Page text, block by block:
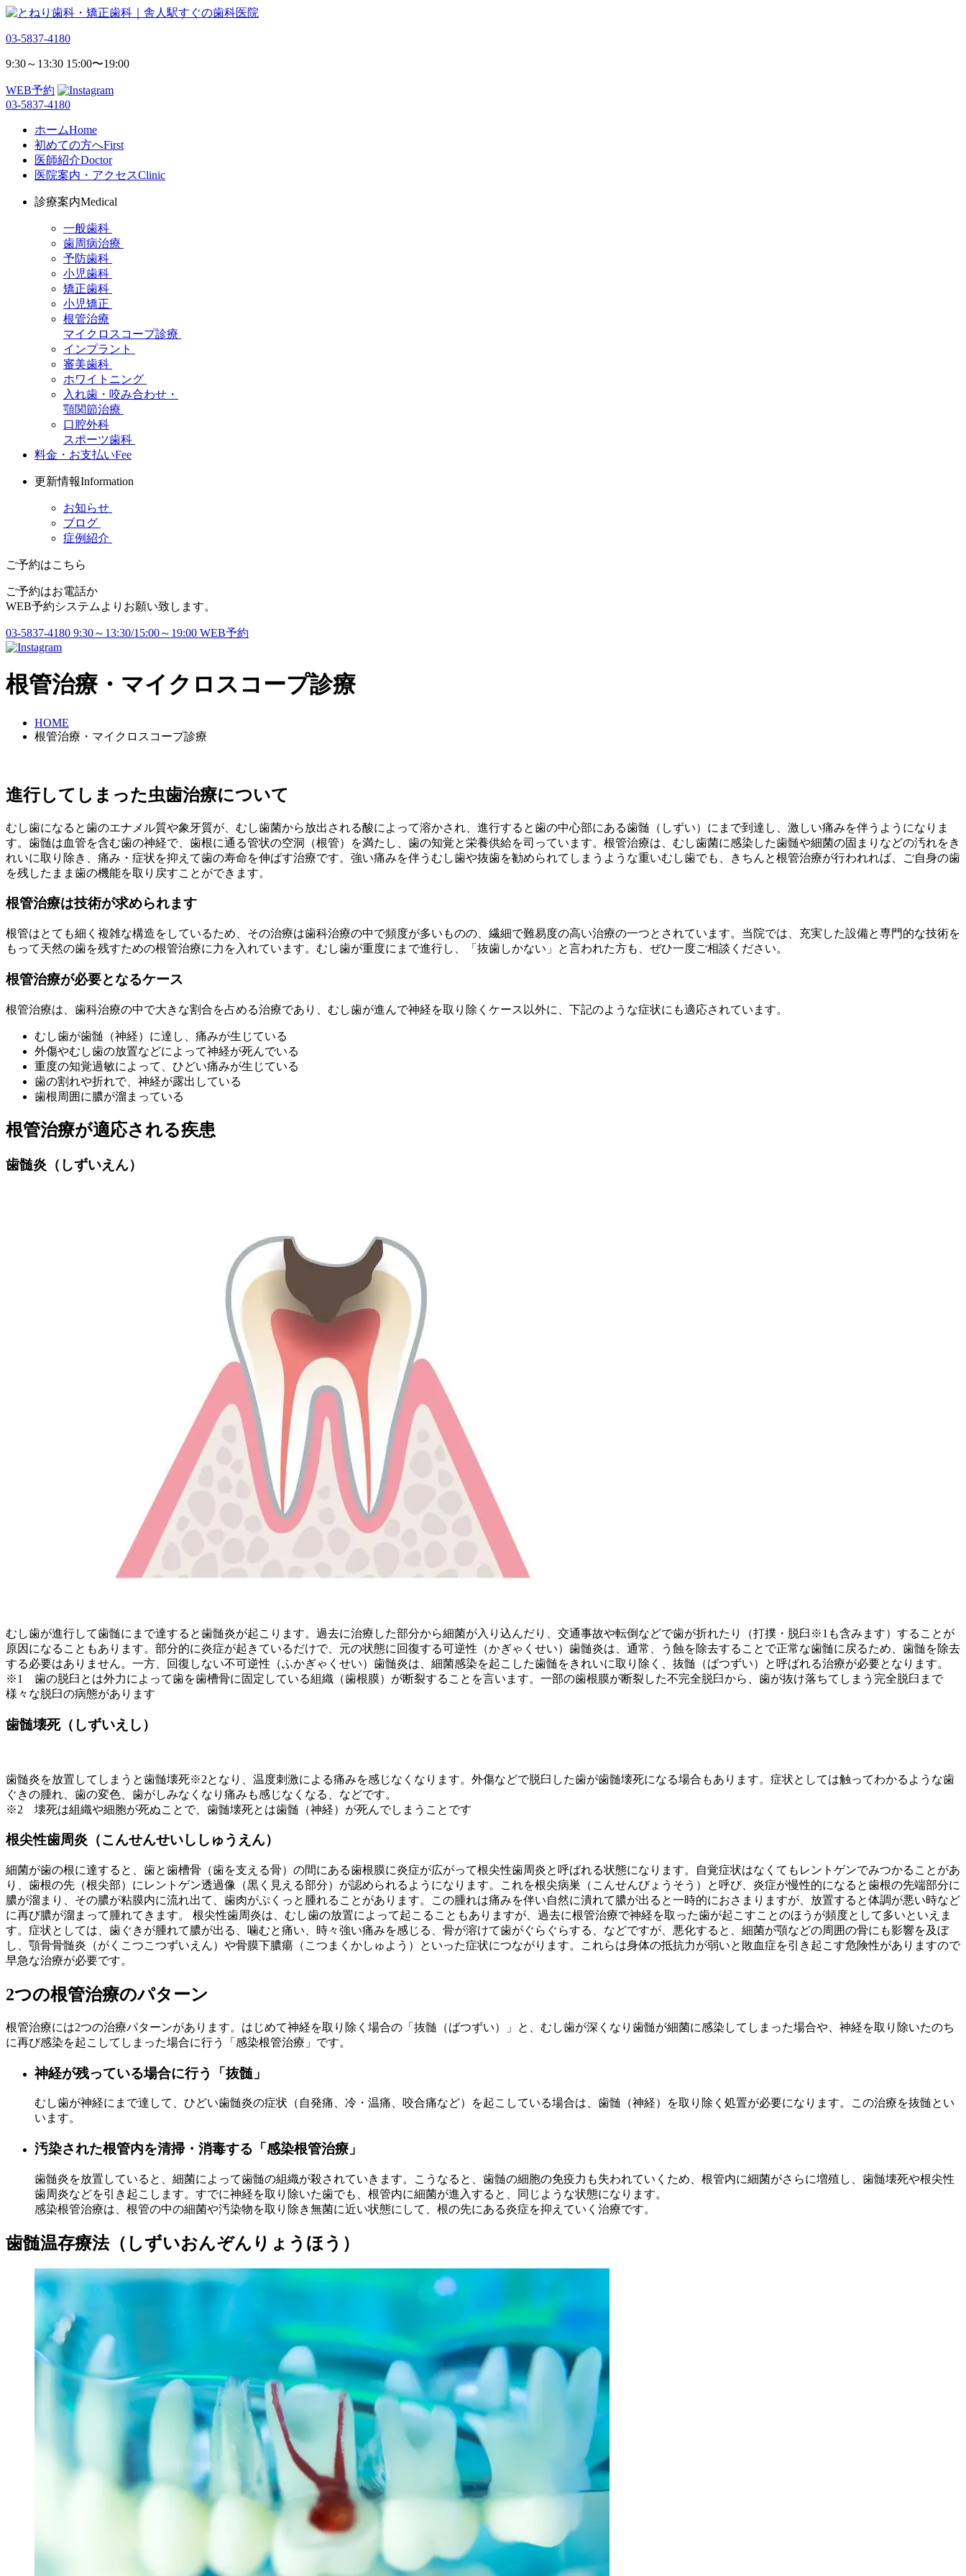
03-5837-4180
9:30～13:30 15:00〜19:00
WEB予約
03-5837-4180
ホームHome
初めての方へFirst
医師紹介Doctor
医院案内・アクセスClinic
診療案内Medical
一般歯科
歯周病治療
予防歯科
小児歯科
矯正歯科
小児矯正
根管治療
マイクロスコープ診療
インプラント
審美歯科
ホワイトニング
入れ歯・咬み合わせ・
顎関節治療
口腔外科
スポーツ歯科
料金・お支払いFee
更新情報Information
お知らせ
ブログ
症例紹介
ご予約はこちら
ご予約はお電話か
WEB予約システムよりお願い致します。
03-5837-4180 9:30～13:30/15:00～19:00 WEB予約
根管治療・マイクロスコープ診療
HOME
根管治療・マイクロスコープ診療
進行してしまった虫歯治療について
むし歯になると歯のエナメル質や象牙質が、むし歯菌から放出される酸によって溶かされ、進行すると歯の中心部にある歯髄（しずい）にまで到達し、激しい痛みを伴うようになりま
す。歯髄は血管を含む歯の神経で、歯根に通る管状の空洞（根管）を満たし、歯の知覚と栄養供給を司っています。根管治療は、むし歯菌に感染した歯髄や細菌の固まりなどの汚れをき
れいに取り除き、痛み・症状を抑えて歯の寿命を伸ばす治療です。強い痛みを伴うむし歯や抜歯を勧められてしまうような重いむし歯でも、きちんと根管治療が行われれば、ご自身の歯
を残したまま歯の機能を取り戻すことができます。
根管治療は技術が求められます
根管はとても細く複雑な構造をしているため、その治療は歯科治療の中で頻度が多いものの、繊細で難易度の高い治療の一つとされています。当院では、充実した設備と専門的な技術を
もって天然の歯を残すための根管治療に力を入れています。むし歯が重度にまで進行し、「抜歯しかない」と言われた方も、ぜひ一度ご相談ください。
根管治療が必要となるケース
根管治療は、歯科治療の中で大きな割合を占める治療であり、むし歯が進んで神経を取り除くケース以外に、下記のような症状にも適応されています。
むし歯が歯髄（神経）に達し、痛みが生じている
外傷やむし歯の放置などによって神経が死んでいる
重度の知覚過敏によって、ひどい痛みが生じている
歯の割れや折れで、神経が露出している
歯根周囲に膿が溜まっている
根管治療が適応される疾患
歯髄炎（しずいえん）
むし歯が進行して歯髄にまで達すると歯髄炎が起こります。過去に治療した部分から細菌が入り込んだり、交通事故や転倒などで歯が折れたり（打撲・脱臼※1も含みます）することが
原因になることもあります。部分的に炎症が起きているだけで、元の状態に回復する可逆性（かぎゃくせい）歯髄炎は、通常、う蝕を除去することで正常な歯髄に戻るため、歯髄を除去
する必要はありません。一方、回復しない不可逆性（ふかぎゃくせい）歯髄炎は、細菌感染を起こした歯髄をきれいに取り除く、抜髄（ばつずい）と呼ばれる治療が必要となります。
※1 歯の脱臼とは外力によって歯を歯槽骨に固定している組織（歯根膜）が断裂することを言います。一部の歯根膜が断裂した不完全脱臼から、歯が抜け落ちてしまう完全脱臼まで
様々な脱臼の病態があります
歯髄壊死（しずいえし）
歯髄炎を放置してしまうと歯髄壊死※2となり、温度刺激による痛みを感じなくなります。外傷などで脱臼した歯が歯髄壊死になる場合もあります。症状としては触ってわかるような歯
ぐきの腫れ、歯の変色、歯がしみなくなり痛みも感じなくなる、などです。
※2 壊死は組織や細胞が死ぬことで、歯髄壊死とは歯髄（神経）が死んでしまうことです
根尖性歯周炎（こんせんせいししゅうえん）
細菌が歯の根に達すると、歯と歯槽骨（歯を支える骨）の間にある歯根膜に炎症が広がって根尖性歯周炎と呼ばれる状態になります。自覚症状はなくてもレントゲンでみつかることがあ
り、歯根の先（根尖部）にレントゲン透過像（黒く見える部分）が認められるようになります。これを根尖病巣（こんせんびょうそう）と呼び、炎症が慢性的になると歯根の先端部分に
膿が溜まり、その膿が粘膜内に流れ出て、歯肉がぷくっと腫れることがあります。この腫れは痛みを伴い自然に潰れて膿が出ると一時的におさまりますが、放置すると体調が悪い時など
に再び膿が溜まって腫れてきます。 根尖性歯周炎は、むし歯の放置によって起こることもありますが、過去に根管治療で神経を取った歯が起こすことのほうが頻度として多いといえま
す。症状としては、歯ぐきが腫れて膿が出る、噛むと痛い、時々強い痛みを感じる、骨が溶けて歯がぐらぐらする、などですが、悪化すると、細菌が顎などの周囲の骨にも影響を及ぼ
し、顎骨骨髄炎（がくこつこつずいえん）や骨膜下膿瘍（こつまくかしゅよう）といった症状につながります。これらは身体の抵抗力が弱いと敗血症を引き起こす危険性がありますので
早急な治療が必要です。
2つの根管治療のパターン
根管治療には2つの治療パターンがあります。はじめて神経を取り除く場合の「抜髄（ばつずい）」と、むし歯が深くなり歯髄が細菌に感染してしまった場合や、神経を取り除いたのち
に再び感染を起こしてしまった場合に行う「感染根管治療」です。
神経が残っている場合に行う 「抜髄」
むし歯が神経にまで達して、ひどい歯髄炎の症状（自発痛、冷・温痛、咬合痛など）を起こしている場合は、歯髄（神経）を取り除く処置が必要になります。この治療を抜髄とい
います。
汚染された根管内を清掃・消毒する 「感染根管治療」
歯髄炎を放置していると、細菌によって歯髄の組織が殺されていきます。こうなると、歯髄の細胞の免疫力も失われていくため、根管内に細菌がさらに増殖し、歯髄壊死や根尖性
歯周炎などを引き起こします。すでに神経を取り除いた歯でも、根管内に細菌が進入すると、同じような状態になります。
感染根管治療は、根管の中の細菌や汚染物を取り除き無菌に近い状態にして、根の先にある炎症を抑えていく治療です。
歯髄温存療法（しずいおんぞんりょうほう）